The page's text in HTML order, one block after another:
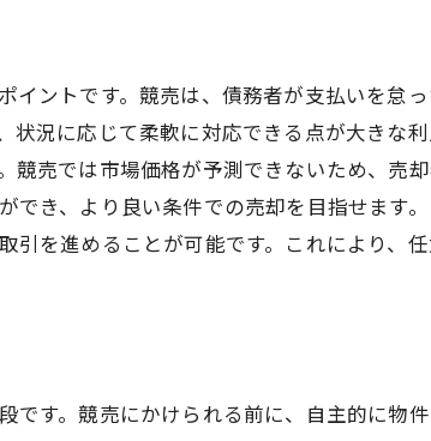
ントです。競売は、債務者が支払いを怠
況に応じて柔軟に対応できる点が大きな
売では市場価格が予測できないため、売
き、より良い条件での売却を目指せます
を進めることが可能です。これにより、
す。競売にかけられる前に、自主的に物